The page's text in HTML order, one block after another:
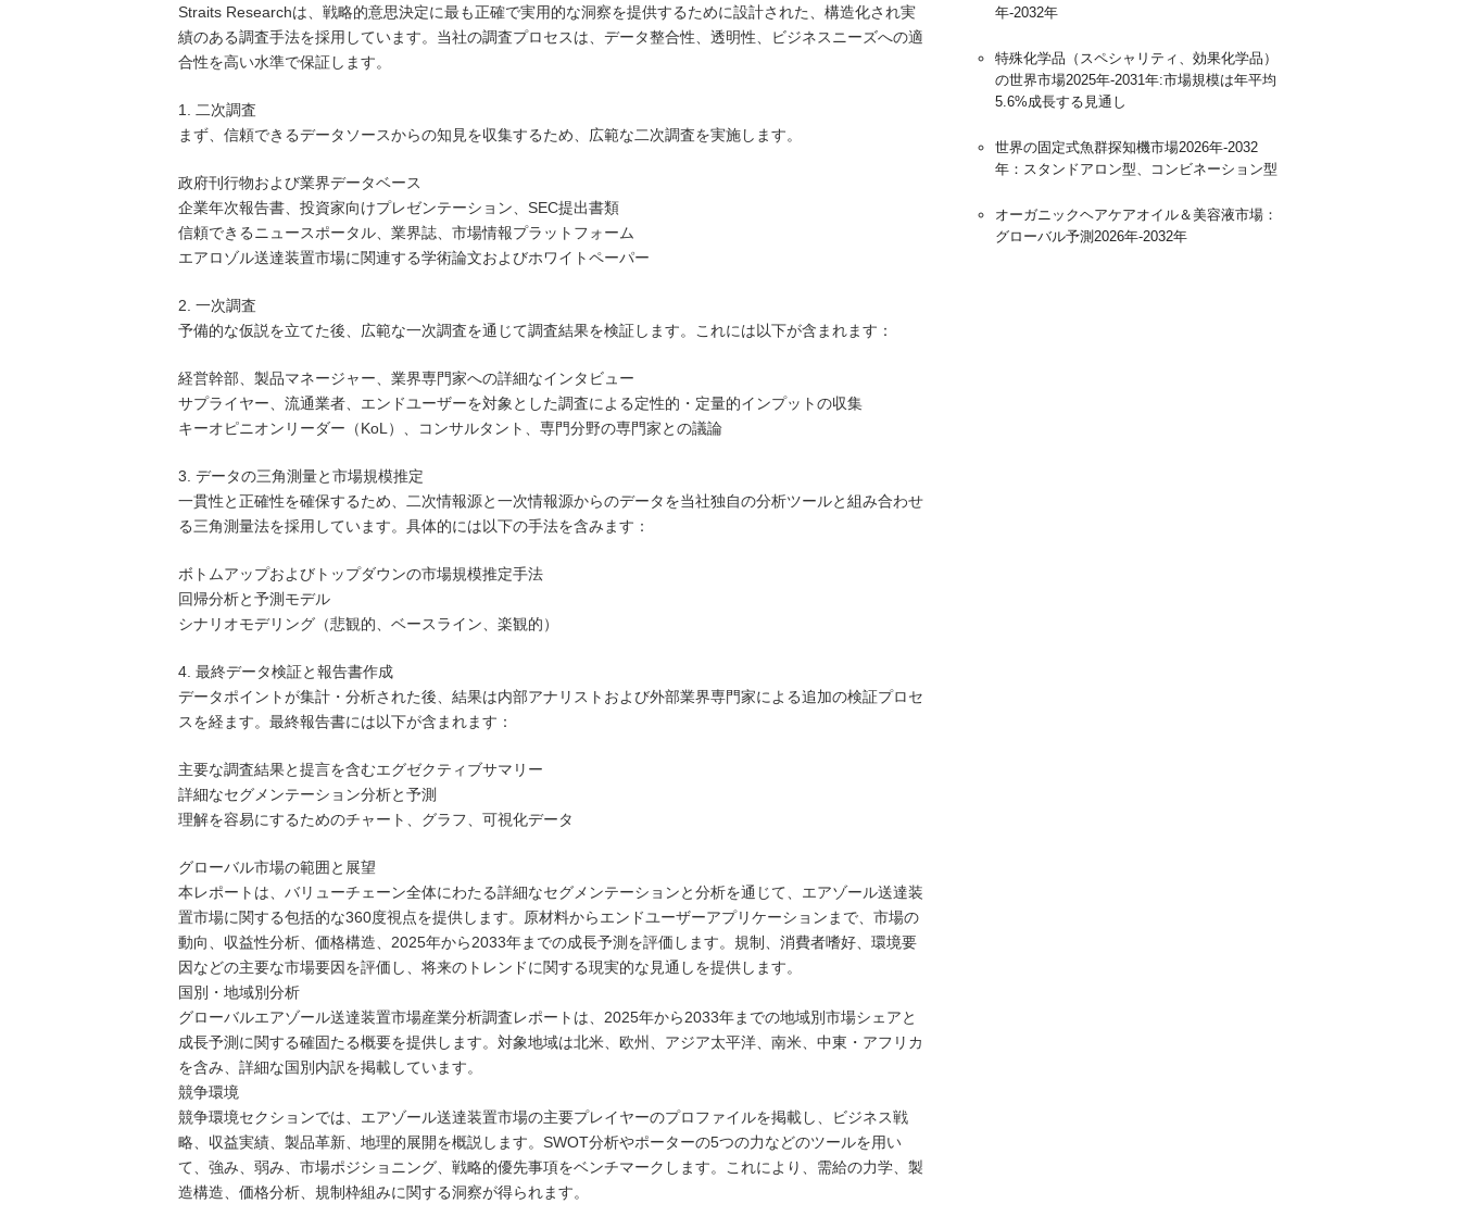
Straits Researchは、戦略的意思決定に最も正確で実用的な洞察を提供するために設計された、構造化され実
績のある調査手法を採用しています。当社の調査プロセスは、データ整合性、透明性、ビジネスニーズへの適
合性を高い水準で保証します。
1. 二次調査
まず、信頼できるデータソースからの知見を収集するため、広範な二次調査を実施します。
政府刊行物および業界データベース
企業年次報告書、投資家向けプレゼンテーション、SEC提出書類
信頼できるニュースポータル、業界誌、市場情報プラットフォーム
エアロゾル送達装置市場に関連する学術論文およびホワイトペーパー
2. 一次調査
予備的な仮説を立てた後、広範な一次調査を通じて調査結果を検証します。これには以下が含まれます：
経営幹部、製品マネージャー、業界専門家への詳細なインタビュー
サプライヤー、流通業者、エンドユーザーを対象とした調査による定性的・定量的インプットの収集
キーオピニオンリーダー（KoL）、コンサルタント、専門分野の専門家との議論
3. データの三角測量と市場規模推定
一貫性と正確性を確保するため、二次情報源と一次情報源からのデータを当社独自の分析ツールと組み合わせ
る三角測量法を採用しています。具体的には以下の手法を含みます：
ボトムアップおよびトップダウンの市場規模推定手法
回帰分析と予測モデル
シナリオモデリング（悲観的、ベースライン、楽観的）
4. 最終データ検証と報告書作成
データポイントが集計・分析された後、結果は内部アナリストおよび外部業界専門家による追加の検証プロセ
スを経ます。最終報告書には以下が含まれます：
主要な調査結果と提言を含むエグゼクティブサマリー
詳細なセグメンテーション分析と予測
理解を容易にするためのチャート、グラフ、可視化データ
グローバル市場の範囲と展望
本レポートは、バリューチェーン全体にわたる詳細なセグメンテーションと分析を通じて、エアゾール送達装
置市場に関する包括的な360度視点を提供します。原材料からエンドユーザーアプリケーションまで、市場の
動向、収益性分析、価格構造、2025年から2033年までの成長予測を評価します。規制、消費者嗜好、環境要
因などの主要な市場要因を評価し、将来のトレンドに関する現実的な見通しを提供します。
国別・地域別分析
グローバルエアゾール送達装置市場産業分析調査レポートは、2025年から2033年までの地域別市場シェアと
成長予測に関する確固たる概要を提供します。対象地域は北米、欧州、アジア太平洋、南米、中東・アフリカ
を含み、詳細な国別内訳を掲載しています。
競争環境
競争環境セクションでは、エアゾール送達装置市場の主要プレイヤーのプロファイルを掲載し、ビジネス戦
略、収益実績、製品革新、地理的展開を概説します。SWOT分析やポーターの5つの力などのツールを用い
て、強み、弱み、市場ポジショニング、戦略的優先事項をベンチマークします。これにより、需給の力学、製
造構造、価格分析、規制枠組みに関する洞察が得られます。
年-2032年
特殊化学品（スペシャリティ、効果化学品）
の世界市場2025年-2031年:市場規模は年平均
5.6%成長する見通し
世界の固定式魚群探知機市場2026年-2032
年：スタンドアロン型、コンビネーション型
オーガニックヘアケアオイル＆美容液市場：
グローバル予測2026年-2032年